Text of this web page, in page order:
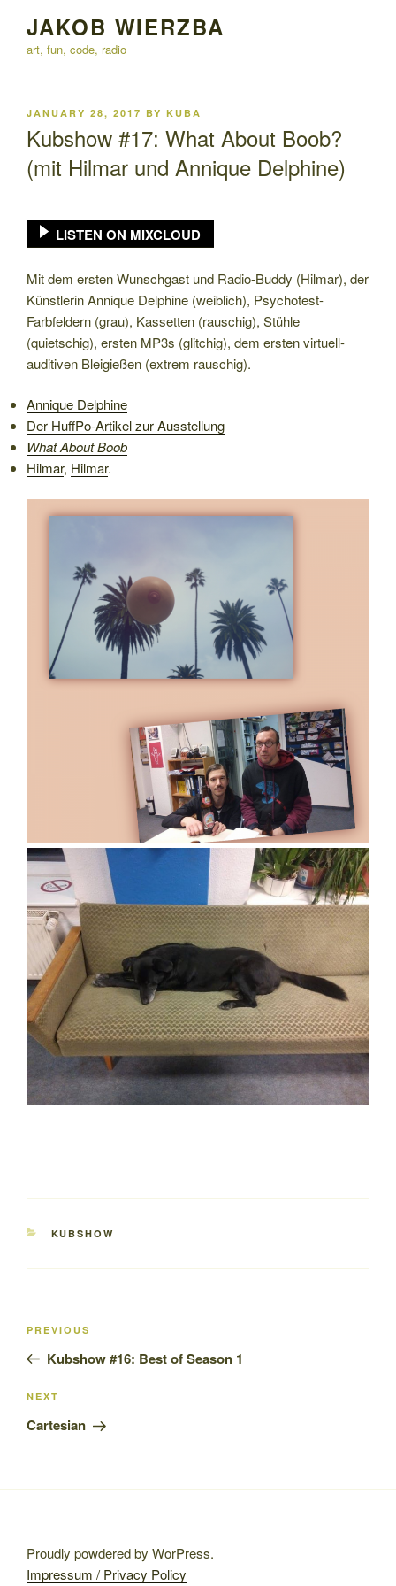
content
JAKOB WIERZBA
art, fun, code, radio
POSTED
JANUARY 28, 2017 BY KUBA
Kubshow #17: What About Boob?
(mit Hilmar und Annique Delphine)
LISTEN ON MIXCLOUD
Mit dem ersten Wunschgast und Radio-Buddy (Hilmar), der
Künstlerin Annique Delphine (weiblich), Psychotest-
Farbfeldern (grau), Kassetten (rauschig), Stühle
(quietschig), ersten MP3s (glitchig), dem ersten virtuell-
auditiven Bleigießen (extrem rauschig).
Annique Delphine
Der HuffPo-Artikel zur Ausstellung
What About Boob
Hilmar, Hilmar.
CATEGORIES
KUBSHOW
Previous
Post
PREVIOUS
Kubshow #16: Best of Season 1
Next
Post
NEXT
Cartesian
Proudly powdered by WorPress.
Impressum / Privacy Policy